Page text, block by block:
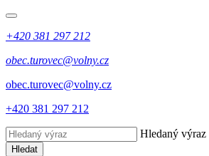
+420 381 297 212
obec.turovec@volny.cz
obec.turovec@volny.cz
+420 381 297 212
Hledaný výraz
Hledat